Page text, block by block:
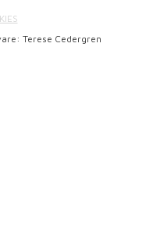
Terese Cedergren